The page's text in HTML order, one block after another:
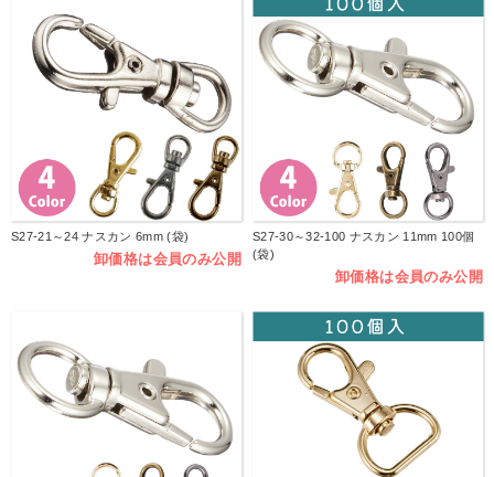
S27-21～24 ナスカン 6mm (袋)
卸価格は会員のみ公開
S27-30～32-100 ナスカン 11mm 100個
(袋)
卸価格は会員のみ公開